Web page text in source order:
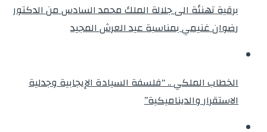
برقية تهنئة الى جلالة الملك محمد السادس من الدكتور
رضوان غنيمي بمناسبة عيد العرش المجيد
الخطاب الملكي .. “فلسفة السيادة الإيجابية وجدلية
الاستقرار والديناميكية”